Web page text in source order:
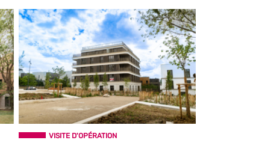
VISITE D'OPÉRATION